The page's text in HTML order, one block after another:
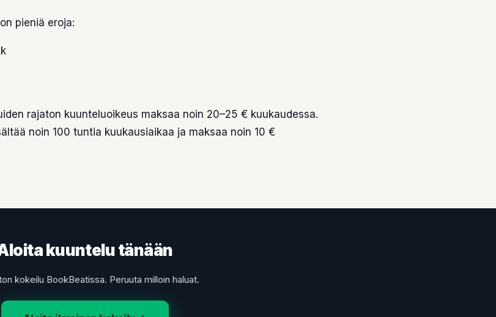
pieniä eroja:
rajaton kuunteluoikeus maksaa noin 20–25 € kuukaudessa.
noin 100 tuntia kuukausiaikaa ja maksaa noin 10 €
kuuntelu tänään
kokeilu BookBeatissa. Peruuta milloin haluat.